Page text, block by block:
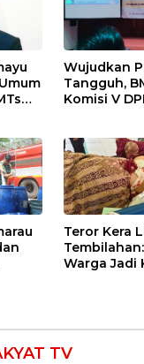
Wujudkan
Tangguh,
Komisi V
Sekolah
Iklim
Teror Kera
Warga Jadi
TV